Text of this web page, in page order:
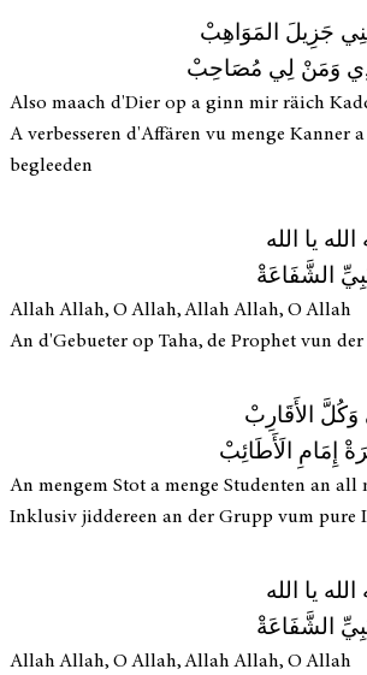
جَزِيلَ المَوَاهِبْ
وَمَنْ لِي مُصَاحِبْ
Also maach d'Dier op a ginn mir räich
A verbesseren d'Affären vu menge Kanner
begleeden
الله يا الله
الشَّفَاعَةْ
Allah Allah, O Allah, Allah Allah, O Allah
An d'Gebueter op Taha, de Prophet vun
الأَقَارِبْ
إِمَامِ الَأَطَائِبْ
An mengem Stot a menge Studenten an all
Inklusiv jiddereen an der Grupp vum pure
الله يا الله
الشَّفَاعَةْ
Allah Allah, O Allah, Allah Allah, O Allah